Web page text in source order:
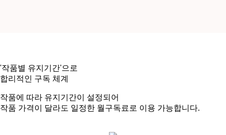
'작품별 유지기간'으로
합리적인 구독 체계
작품에 따라 유지기간이 설정되어
작품 가격이 달라도 일정한 월구독료로 이용 가능합니다.